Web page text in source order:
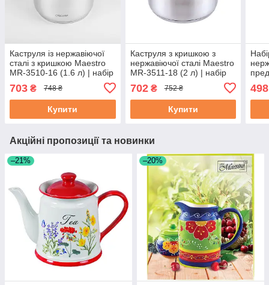
Каструля із нержавіючої
сталі з кришкою Maestro
MR-3510-16 (1.6 л) | набір
посуду Маестро | каструлі
Маестро
703 ₴ 748 ₴
Купити
Каструля з кришкою з
нержавіючої сталі Maestro
MR-3511-18 (2 л) | набір
посуду Маестро | каструлі
Маестро
702₴ 752 ₴
Купити
498
Акційні пропозиції та новинки
–21% –20%